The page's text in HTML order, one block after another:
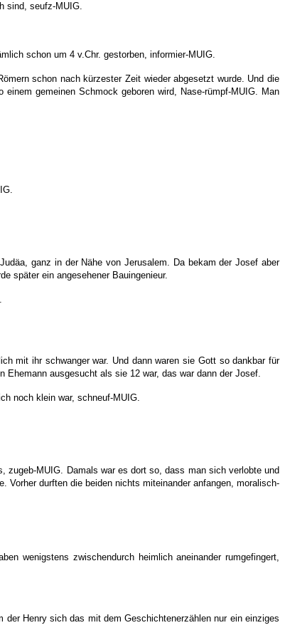
sind, seufz-MUIG.
schon um 4 v.Chr. gestorben, informier-MUIG.
schon nach kürzester Zeit wieder abgesetzt wurde. Und die
gemeinen Schmock geboren wird, Nase-rümpf-MUIG. Man
ganz in der Nähe von Jerusalem. Da bekam der Josef aber
später ein angesehener Bauingenieur.
mit ihr schwanger war. Und dann waren sie Gott so dankbar für
ausgesucht als sie 12 war, das war dann der Josef.
noch klein war, schneuf-MUIG.
zugeb-MUIG. Damals war es dort so, dass man sich verlobte und
durften die beiden nichts miteinander anfangen, moralisch-
wenigstens zwischendurch heimlich aneinander rumgefingert,
Henry sich das mit dem Geschichtenerzählen nur ein einziges